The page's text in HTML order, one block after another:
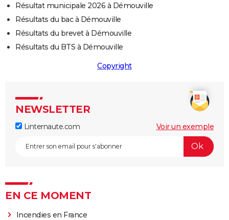
Résultat municipale 2026 à Démouville
Résultats du bac à Démouville
Résultats du brevet à Démouville
Résultats du BTS à Démouville
Copyright
NEWSLETTER
Linternaute.com Voir un exemple
EN CE MOMENT
Incendies en France